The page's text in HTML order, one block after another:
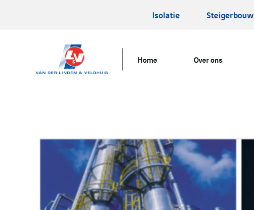
Isolatie Steigerbouw
Home Over ons